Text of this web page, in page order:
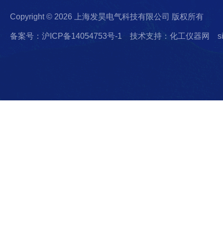
Copyright © 2026 上海发昊电气科技有限公司 版权所有
备案号：沪ICP备14054753号-1 技术支持：化工仪器网